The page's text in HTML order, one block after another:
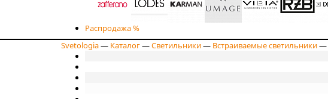
Распродажа %
Svetologia— Каталог—Светильники— Встраиваемые светильники—